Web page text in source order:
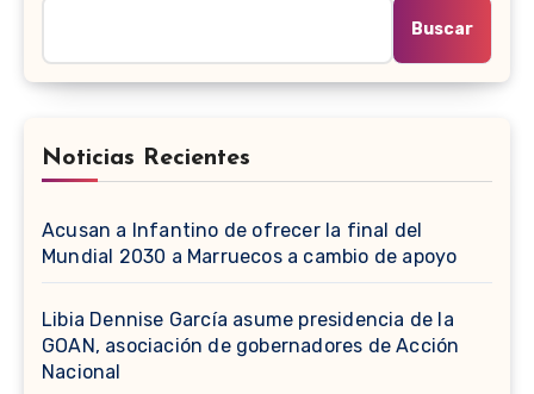
Buscar
Noticias Recientes
Acusan a Infantino de ofrecer la final del
Mundial 2030 a Marruecos a cambio de apoyo
Libia Dennise García asume presidencia de la
GOAN, asociación de gobernadores de Acción
Nacional